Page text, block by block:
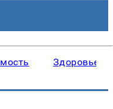
Здоровье